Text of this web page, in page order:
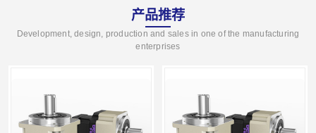
产品推荐
Development, design, production and sales in one of the manufacturing
enterprises